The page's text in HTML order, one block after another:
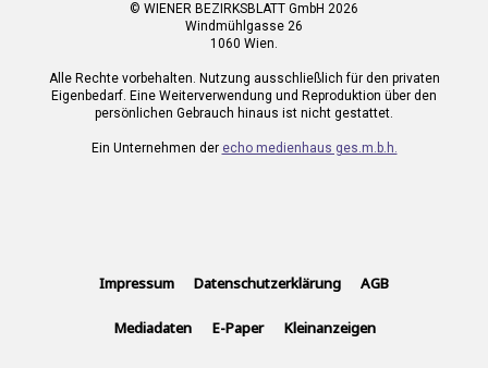
© WIENER BEZIRKSBLATT GmbH 2026
Windmühlgasse 26
1060 Wien.
Alle Rechte vorbehalten. Nutzung ausschließlich für den privaten
Eigenbedarf. Eine Weiterverwendung und Reproduktion über den
persönlichen Gebrauch hinaus ist nicht gestattet.
Ein Unternehmen der echo medienhaus ges.m.b.h.
Impressum Datenschutzerklärung AGB
Mediadaten E-Paper Kleinanzeigen